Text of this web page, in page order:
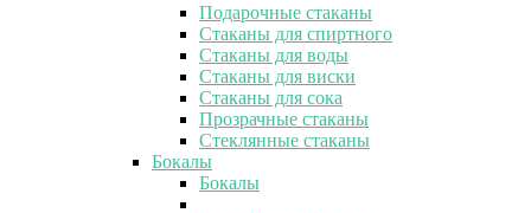
Подарочные стаканы
Стаканы для спиртного
Стаканы для воды
Стаканы для виски
Стаканы для сока
Прозрачные стаканы
Стеклянные стаканы
Бокалы
Бокалы